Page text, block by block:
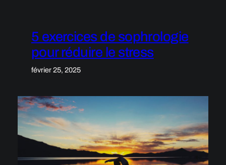
5 exercices de sophrologie
pour réduire le stress
février 25, 2025